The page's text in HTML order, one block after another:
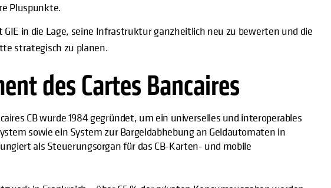
Pluspunkte.
in die Lage, seine Infrastruktur ganzheitlich neu zu bewerten und die
strategisch zu planen.
des Cartes Bancaires
CB wurde 1984 gegründet, um ein universelles und interoperables
sowie ein System zur Bargeldabhebung an Geldautomaten in
als Steuerungsorgan für das CB-Karten- und mobile